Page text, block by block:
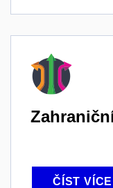
ČÍST VÍCE